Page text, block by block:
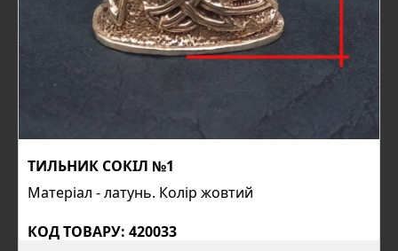
ТИЛЬНИК СОКІЛ №1
Матеріал - латунь. Колір жовтий
КОД ТОВАРУ: 420033